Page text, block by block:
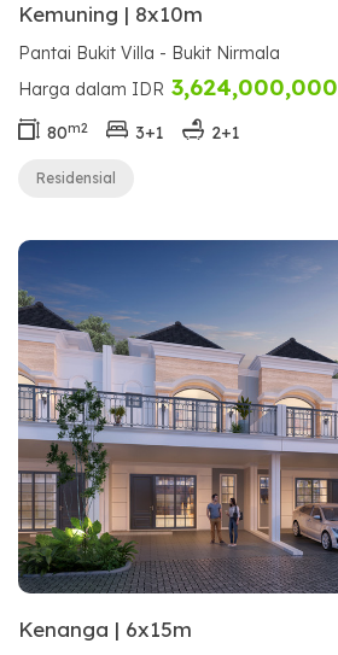
Kemuning | 8x10m
Pantai Bukit Villa - Bukit Nirmala
Harga dalam IDR 3,624,000,000
80m2 3+1 2+1
Residensial
Kenanga | 6x15m